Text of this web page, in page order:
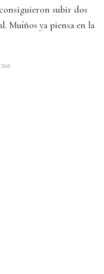
subir dos
Muíños ya piensa en la